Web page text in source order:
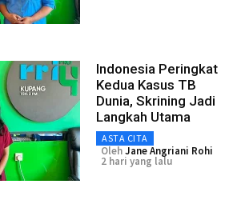
Indonesia Peringkat
Kedua Kasus TB
Dunia, Skrining Jadi
Langkah Utama
ASTA CITA
OlehJane Angriani Rohi
2 hari yang lalu